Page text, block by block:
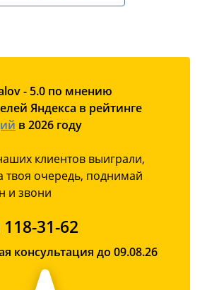
- 5.0 по мнению
Яндекса в рейтинге
в 2026 году
клиентов выиграли,
твоя очередь, поднимай
и звони
31-62
консультация до 09.08.26